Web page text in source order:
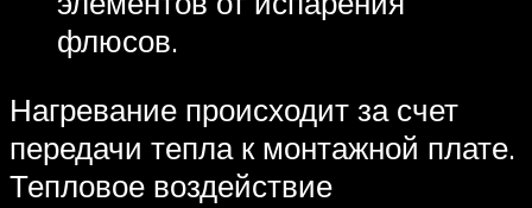
флюсов.
Нагревание происходит за счет
передачи тепла к монтажной плате.
Тепловое воздействие